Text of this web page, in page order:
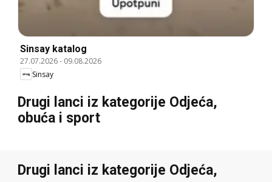
Sinsay katalog
27.07.2026- 09.08.2026
Sinsay
Drugi lanci iz kategorije Odjeća,
obuća i sport
Drugi lanci iz kategorije Odjeća,